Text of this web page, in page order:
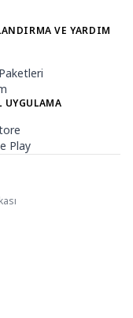
VE YARDIM
UYGULAMA
Play